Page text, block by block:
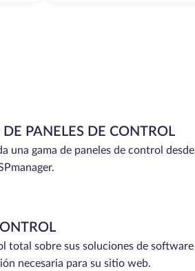
PANELES DE CONTROL
una gama de paneles de control desde
total sobre sus soluciones de software
necesaria para su sitio web.